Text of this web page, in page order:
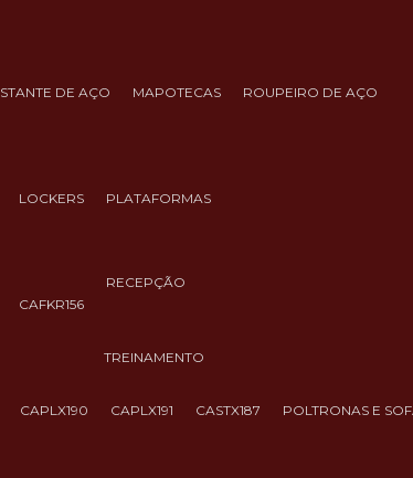
ESTANTE DE AÇO MAPOTECAS ROUPEIRO DE AÇO
LOCKERS PLATAFORMAS
CAFKR156
RECEPÇÃO
TREINAMENTO
CAPLX190 CAPLX191 CASTX187 POLTRONAS E